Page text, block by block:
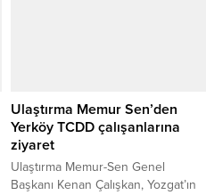
Ulaştırma Memur Sen’den
Yerköy TCDD çalışanlarına
ziyaret
Ulaştırma Memur-Sen Genel
Başkanı Kenan Çalışkan, Yozgat’ın